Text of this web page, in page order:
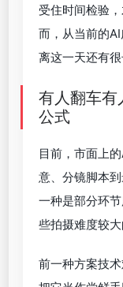
受住时间检验
而，从当前的
离这一天还有很
有人翻车有
公式
目前，市面上
意、分镜脚本
一种是部分环
些拍摄难度较大
前一种方案技